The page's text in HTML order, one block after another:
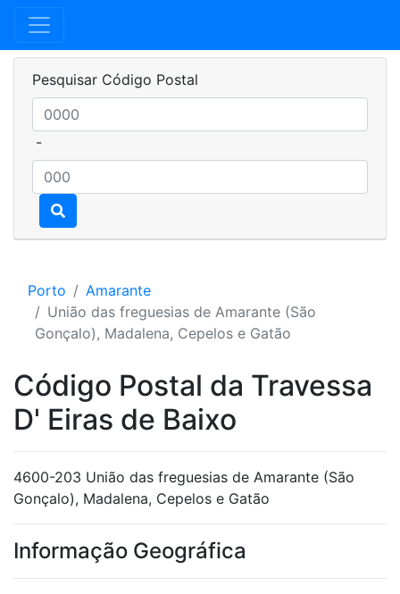
Pesquisar Código Postal
-
Porto
Amarante
União das freguesias de Amarante (São
Gonçalo), Madalena, Cepelos e Gatão
Código Postal da Travessa
D' Eiras de Baixo
4600-203 União das freguesias de Amarante (São
Gonçalo), Madalena, Cepelos e Gatão
Informação Geográfica